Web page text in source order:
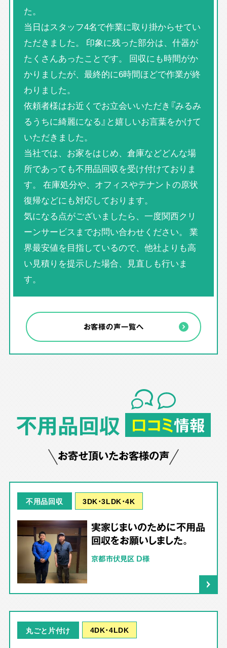
た。
当日はスタッフ4名で作業に取り掛からせてい
ただきました。 印象に残った部分は、什器が
たくさんあったことです。 回収にも時間がか
かりましたが、最終的に6時間ほどで作業が終
わりました。
依頼者様はお近くでお立会いいただき『みるみ
るうちに綺麗になる』と嬉しいお言葉をかけて
いただきました。
当社では、お家をはじめ、倉庫などどんな場
所であっても不用品回収を受け付けておりま
す。 在庫処分や、オフィスやテナントの原状
復帰などにも対応しております。
気になる点がございましたら、一度関西クリ
ーンサービスまでお問い合わせください。 業
界最安値を目指しているので、他社よりも高
い見積りを提示した場合、見直しも行いま
す。
お客様の声一覧へ
不用品回収 口コミ情報
お寄せ頂いたお客様の声
不用品回収 3DK･3LDK･4K
実家じまいのために不用品
回収をお願いしました。
京都市伏見区 D様
丸ごと片付け 4DK･4LDK